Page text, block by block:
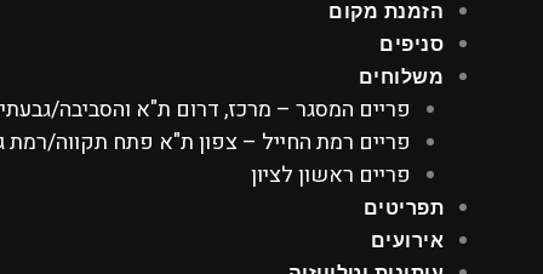
הזמנת מקום
סניפים
משלוחים
פריים המסגר – מרכז, דרום ת"א והסביבה/
פריים רמת החייל – צפון ת"א פתח תקווה/רמת
פריים ראשון לציון
תפריטים
אירועים